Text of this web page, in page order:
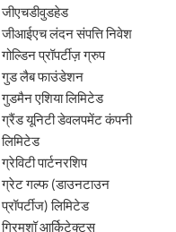
जीएचडीवुडहेड
जीआईएच लंदन संपत्ति निवेश
गोल्डिन प्रॉपर्टीज़ ग्रुप
गुड लैब फाउंडेशन
गुडमैन एशिया लिमिटेड
ग्रैंड यूनिटी डेवलपमेंट कंपनी
लिमिटेड
ग्रेविटी पार्टनरशिप
ग्रेट गल्फ (डाउनटाउन
प्रॉपर्टीज) लिमिटेड
ग्रिमशॉ आर्किटेक्ट्स